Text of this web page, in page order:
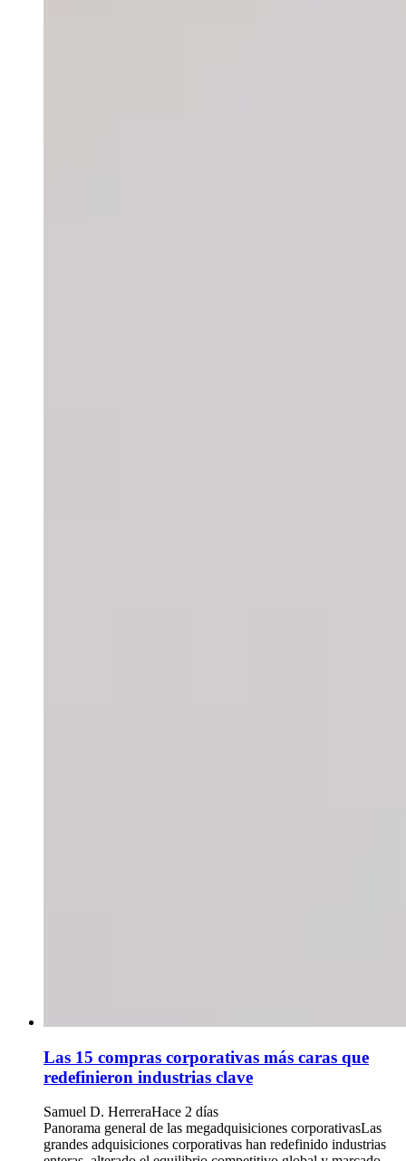
Las 15 compras corporativas más caras que
redefinieron industrias clave
Samuel D. HerreraHace 2 días
Panorama general de las megadquisiciones corporativasLas
grandes adquisiciones corporativas han redefinido industrias